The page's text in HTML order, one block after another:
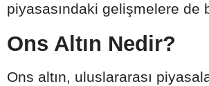
piyasasındaki gelişmelere de
Ons Altın Nedir?
Ons altın, uluslararası